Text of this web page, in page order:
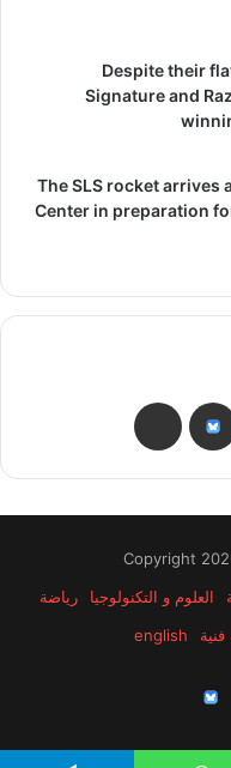
Despite their
Signature and
The SLS rocket arrives
Center in preparation
bsky
threads
العلوم و التكنولوجيا
رياضة
english